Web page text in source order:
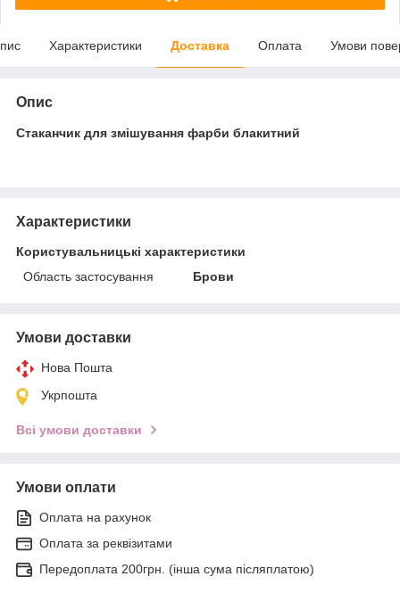
Характеристики Доставка Оплата Умови
Опис
Стаканчик для змішування фарби блакитний
Характеристики
Користувальницькі характеристики
Область застосування
Брови
Умови доставки
Нова Пошта
Укрпошта
Всі умови доставки
Умови оплати
Оплата на рахунок
Оплата за реквізитами
Передоплата 200грн. (інша сума післяплатою)